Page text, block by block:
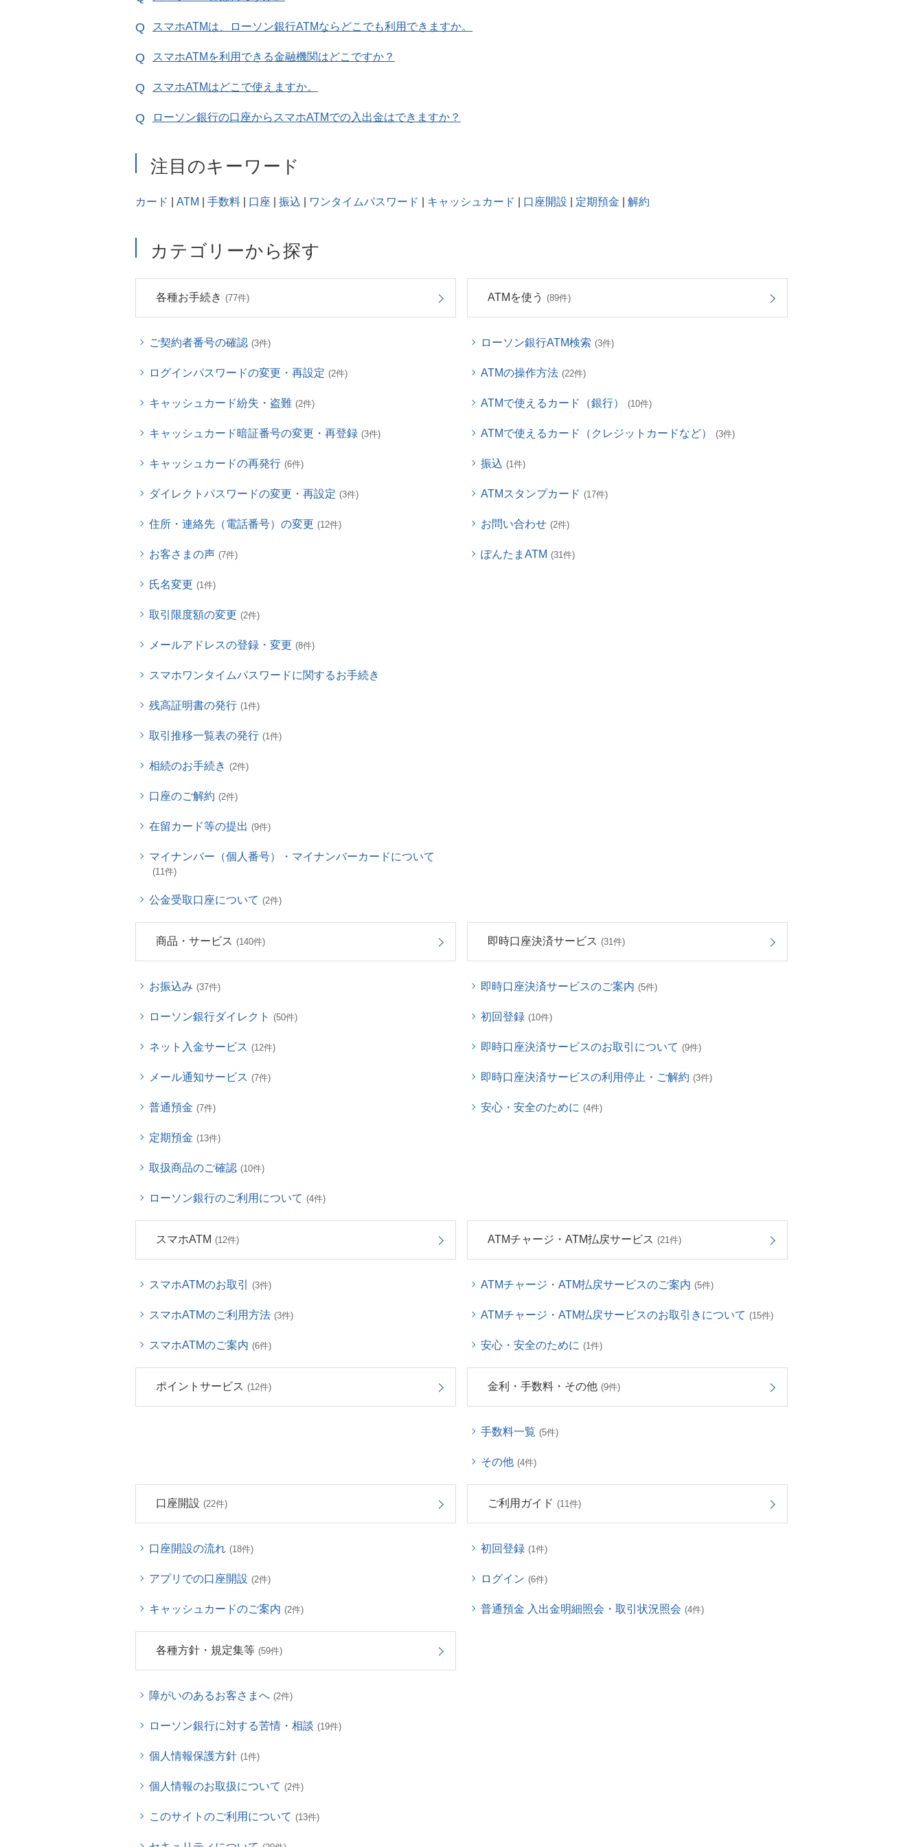
スマホATMは、ローソン銀行ATMならどこでも利用できますか。
スマホATMを利用できる金融機関はどこですか？
スマホATMはどこで使えますか。
ローソン銀行の口座からスマホATMでの入出金はできますか？
注目のキーワード
カード ATM 手数料 口座 振込 ワンタイムパスワード キャッシュカード 口座開設 定期預金 解約
カテゴリーから探す
各種お手続き (77件)
ご契約者番号の確認 (3件)
ログインパスワードの変更・再設定 (2件)
キャッシュカード紛失・盗難 (2件)
キャッシュカード暗証番号の変更・再登録 (3件)
キャッシュカードの再発行 (6件)
ダイレクトパスワードの変更・再設定 (3件)
住所・連絡先（電話番号）の変更 (12件)
お客さまの声 (7件)
氏名変更 (1件)
取引限度額の変更 (2件)
メールアドレスの登録・変更 (8件)
スマホワンタイムパスワードに関するお手続き
残高証明書の発行 (1件)
取引推移一覧表の発行 (1件)
相続のお手続き (2件)
口座のご解約 (2件)
在留カード等の提出 (9件)
マイナンバー（個人番号）・マイナンバーカードについて
(11件)
公金受取口座について (2件)
ATMを使う (89件)
ローソン銀行ATM検索 (3件)
ATMの操作方法 (22件)
ATMで使えるカード（銀行） (10件)
ATMで使えるカード（クレジットカードなど） (3件)
振込 (1件)
ATMスタンプカード (17件)
お問い合わせ (2件)
ぽんたまATM (31件)
商品・サービス (140件)
お振込み (37件)
ローソン銀行ダイレクト (50件)
ネット入金サービス (12件)
メール通知サービス (7件)
普通預金 (7件)
定期預金 (13件)
取扱商品のご確認 (10件)
ローソン銀行のご利用について (4件)
即時口座決済サービス (31件)
即時口座決済サービスのご案内 (5件)
初回登録 (10件)
即時口座決済サービスのお取引について (9件)
即時口座決済サービスの利用停止・ご解約 (3件)
安心・安全のために (4件)
スマホATM (12件)
スマホATMのお取引 (3件)
スマホATMのご利用方法 (3件)
スマホATMのご案内 (6件)
ATMチャージ・ATM払戻サービス (21件)
ATMチャージ・ATM払戻サービスのご案内 (5件)
ATMチャージ・ATM払戻サービスのお取引きについて (15件)
安心・安全のために (1件)
ポイントサービス (12件) 金利・手数料・その他 (9件)
手数料一覧 (5件)
その他 (4件)
口座開設 (22件)
口座開設の流れ (18件)
アプリでの口座開設 (2件)
キャッシュカードのご案内 (2件)
ご利用ガイド (11件)
初回登録 (1件)
ログイン (6件)
普通預金 入出金明細照会・取引状況照会 (4件)
各種方針・規定集等 (59件)
障がいのあるお客さまへ (2件)
ローソン銀行に対する苦情・相談 (19件)
個人情報保護方針 (1件)
個人情報のお取扱について (2件)
このサイトのご利用について (13件)